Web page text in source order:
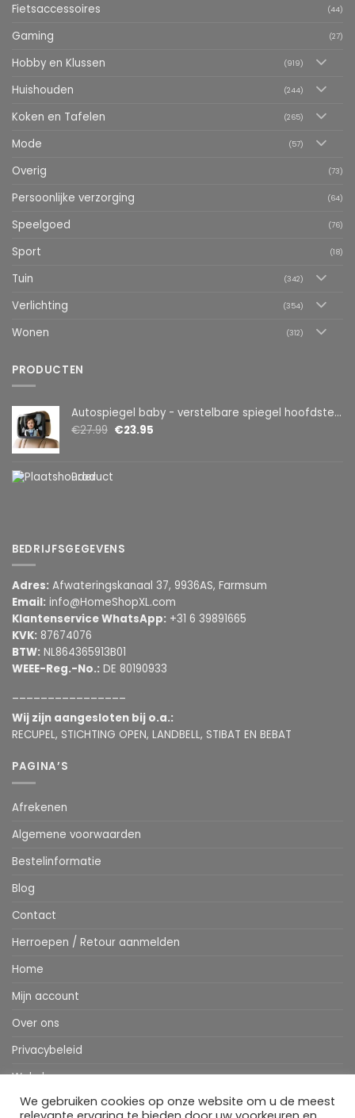
Fietsaccessoires (44)
Gaming (27)
Hobby en Klussen (919)
Huishouden (244)
Koken en Tafelen (265)
Mode (57)
Overig (73)
Persoonlijke verzorging (64)
Speelgoed (76)
Sport (18)
Tuin (342)
Verlichting (354)
Wonen (312)
PRODUCTEN
Autospiegel baby - verstelbare spiegel hoofdsteun achterbank - veiligheidsspiegel - baby en kids - 19 x 30cm - 360 graden draaibaar - zwart
€27.99 €23.95
Product
BEDRIJFSGEGEVENS
Adres: Afwateringskanaal 37, 9936AS, Farmsum
Email: info@HomeShopXL.com
Klantenservice WhatsApp: +31 6 39891665
KVK: 87674076
BTW: NL864365913B01
WEEE-Reg.-No.: DE 80190933
Wij zijn aangesloten bij o.a.:
RECUPEL, STICHTING OPEN, LANDBELL, STIBAT EN BEBAT
PAGINA’S
Afrekenen
Algemene voorwaarden
Bestelinformatie
Blog
Contact
Herroepen / Retour aanmelden
Home
Mijn account
Over ons
Privacybeleid
Webshop
Winkelwagen
We gebruiken cookies op onze website om u de meest